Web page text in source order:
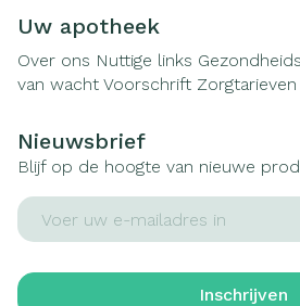
Uw apotheek
Over ons Nuttige links
van wacht Voorschrift Zorgtarieven
Nieuwsbrief
Blijf op de hoogte van nieuwe
E-mail adres
Inschrijven